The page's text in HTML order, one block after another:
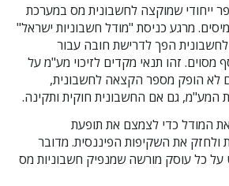
ייחודי שמוקצה לחשבונית מס במערכת
מרגע כניסת "מודל חשבוניות ישראל"
הפך לדרישת חובה עבור
זהו תנאי מקדים לזיכוי מע"מ על
לא הופק מספר הקצאה לחשבונית,
המע"מ, גם אם החשבונית חוקית ותקינה.
המודל כדי לצמצם את תופעת
ולחזק את השקיפות הפיננסית. מדובר
כל עוסק מורשה שמנפיק חשבוניות מס